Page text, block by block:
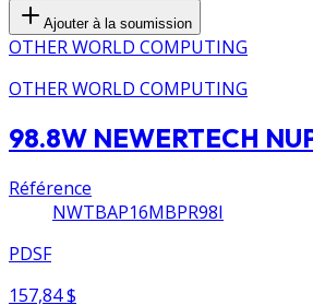
Ajouter à la soumission
OTHER WORLD COMPUTING
OTHER WORLD COMPUTING
98.8W NEWERTECH
Référence
NWTBAP16MBPR98I
PDSF
157,84 $